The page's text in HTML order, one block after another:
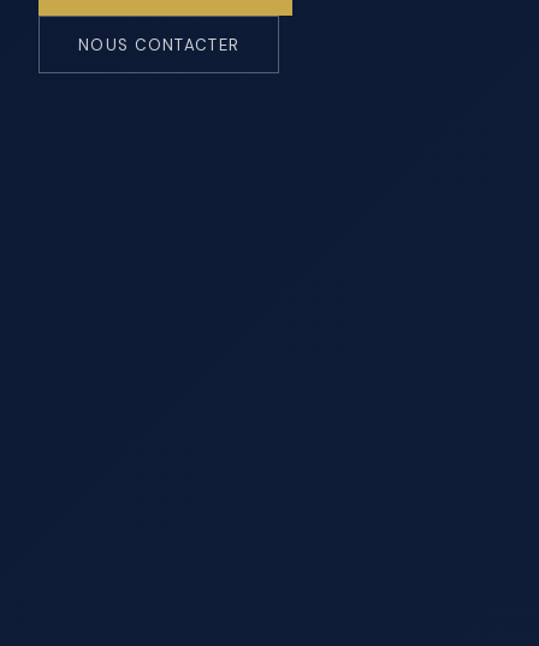
NOUS CONTACTER